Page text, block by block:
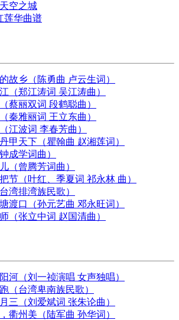
空之城
莲华曲谱
故乡（陈勇曲 卢云生词）
（郑江涛词 吴江涛曲）
蔡丽双词 段鹤聪曲）
秦雅丽词 王立东曲）
江波词 李春芳曲）
甲天下（瞿翰曲 赵湘莲词）
成学词曲）
（曾腾芳词曲）
节（叶红、季夏词 祁永林 曲）
湾排湾族民歌）
渡口（孙元艺曲 邓永旺词）
（张立中词 赵国清曲）
河（刘一祯演唱 女声独唱）
（台湾卑南族民歌）
三（刘爱斌词 张朱论曲）
衢州美（陆军曲 孙华词）